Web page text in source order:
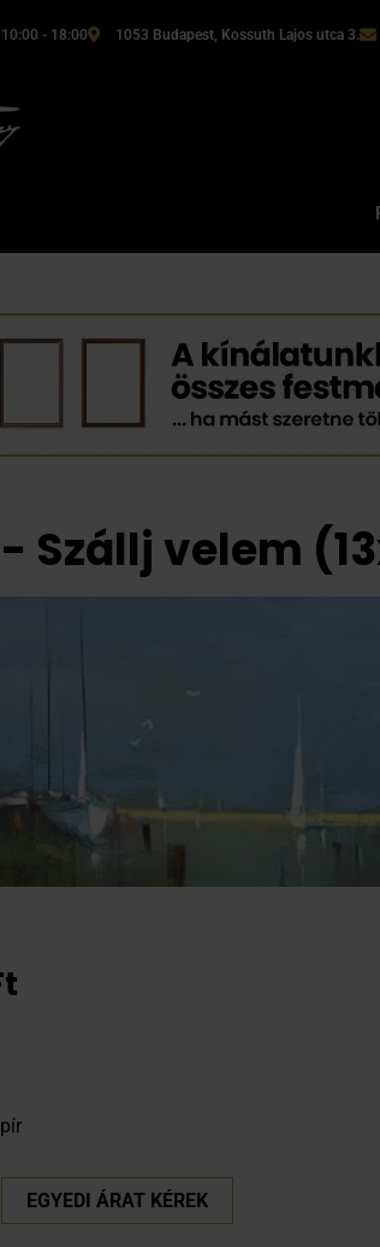
10:00 - 18:00 1053 Budapest, Kossuth Lajos utca 3.
- Szállj velem
EGYEDI ÁRAT KÉREK